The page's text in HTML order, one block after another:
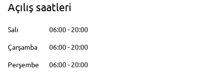
Açılış saatleri
Salı 06:00- 20:00
Çarşamba
06:00- 20:00
Perşembe
06:00- 20:00